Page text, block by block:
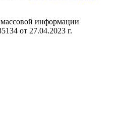
массовой информации
от 27.04.2023 г.